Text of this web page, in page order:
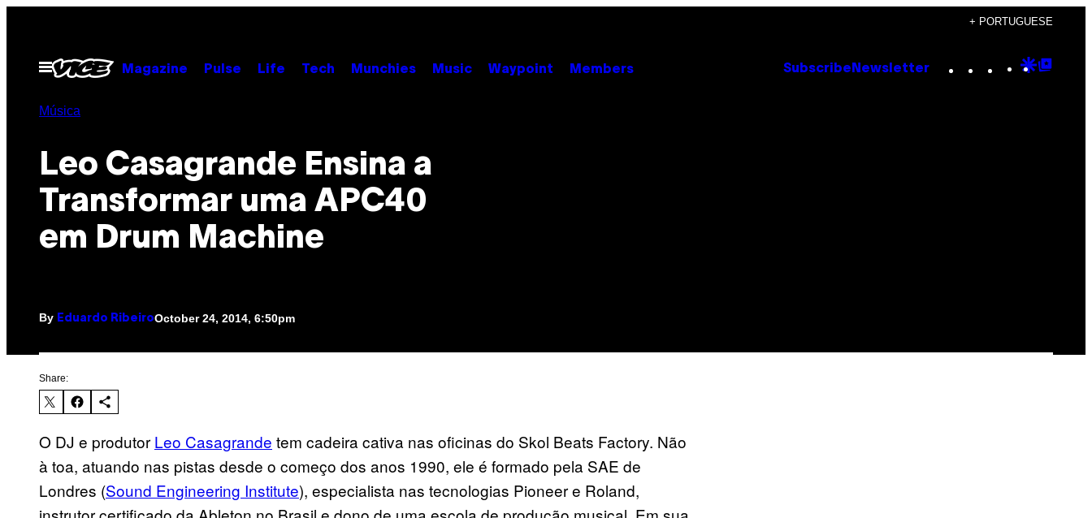
content
+ PORTUGUESE
Open
Menu
Magazine Pulse Life Tech Munchies Music Waypoint Members Subscribe Newsletter Instagram
TikTok
YouTube
Google
Música
Leo Casagrande Ensina a
Transformar uma APC40
em Drum Machine
By Eduardo RibeiroOctober 24, 2014, 6:50pm
Share:
O DJ e produtor Leo Casagrande tem cadeira cativa nas oficinas do Skol Beats Factory. Não
à toa, atuando nas pistas desde o começo dos anos 1990, ele é formado pela SAE de
Londres (Sound Engineering Institute), especialista nas tecnologias Pioneer e Roland,